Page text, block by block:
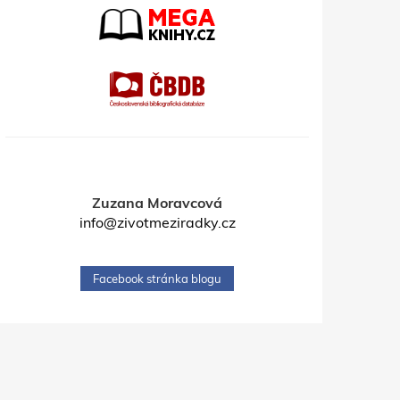
Zuzana Moravcová
info@zivotmeziradky.cz
Facebook stránka blogu